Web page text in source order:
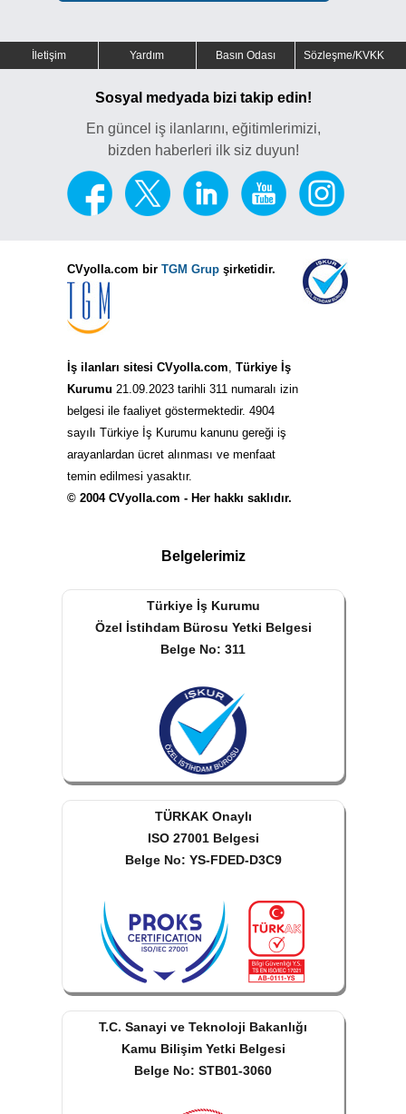
İletişim Yardım Basın Odası Sözleşme/KVKK
Sosyal medyada bizi takip edin!
En güncel iş ilanlarını, eğitimlerimizi,
bizden haberleri ilk siz duyun!
CVyolla.com bir TGM Grup şirketidir.
İş ilanları sitesi CVyolla.com, Türkiye İş
Kurumu 21.09.2023 tarihli 311 numaralı izin
belgesi ile faaliyet göstermektedir. 4904
sayılı Türkiye İş Kurumu kanunu gereği iş
arayanlardan ücret alınması ve menfaat
temin edilmesi yasaktır.
© 2004 CVyolla.com - Her hakkı saklıdır.
Belgelerimiz
Türkiye İş Kurumu
Özel İstihdam Bürosu Yetki Belgesi
Belge No: 311
TÜRKAK Onaylı
ISO 27001 Belgesi
Belge No: YS-FDED-D3C9
T.C. Sanayi ve Teknoloji Bakanlığı
Kamu Bilişim Yetki Belgesi
Belge No: STB01-3060